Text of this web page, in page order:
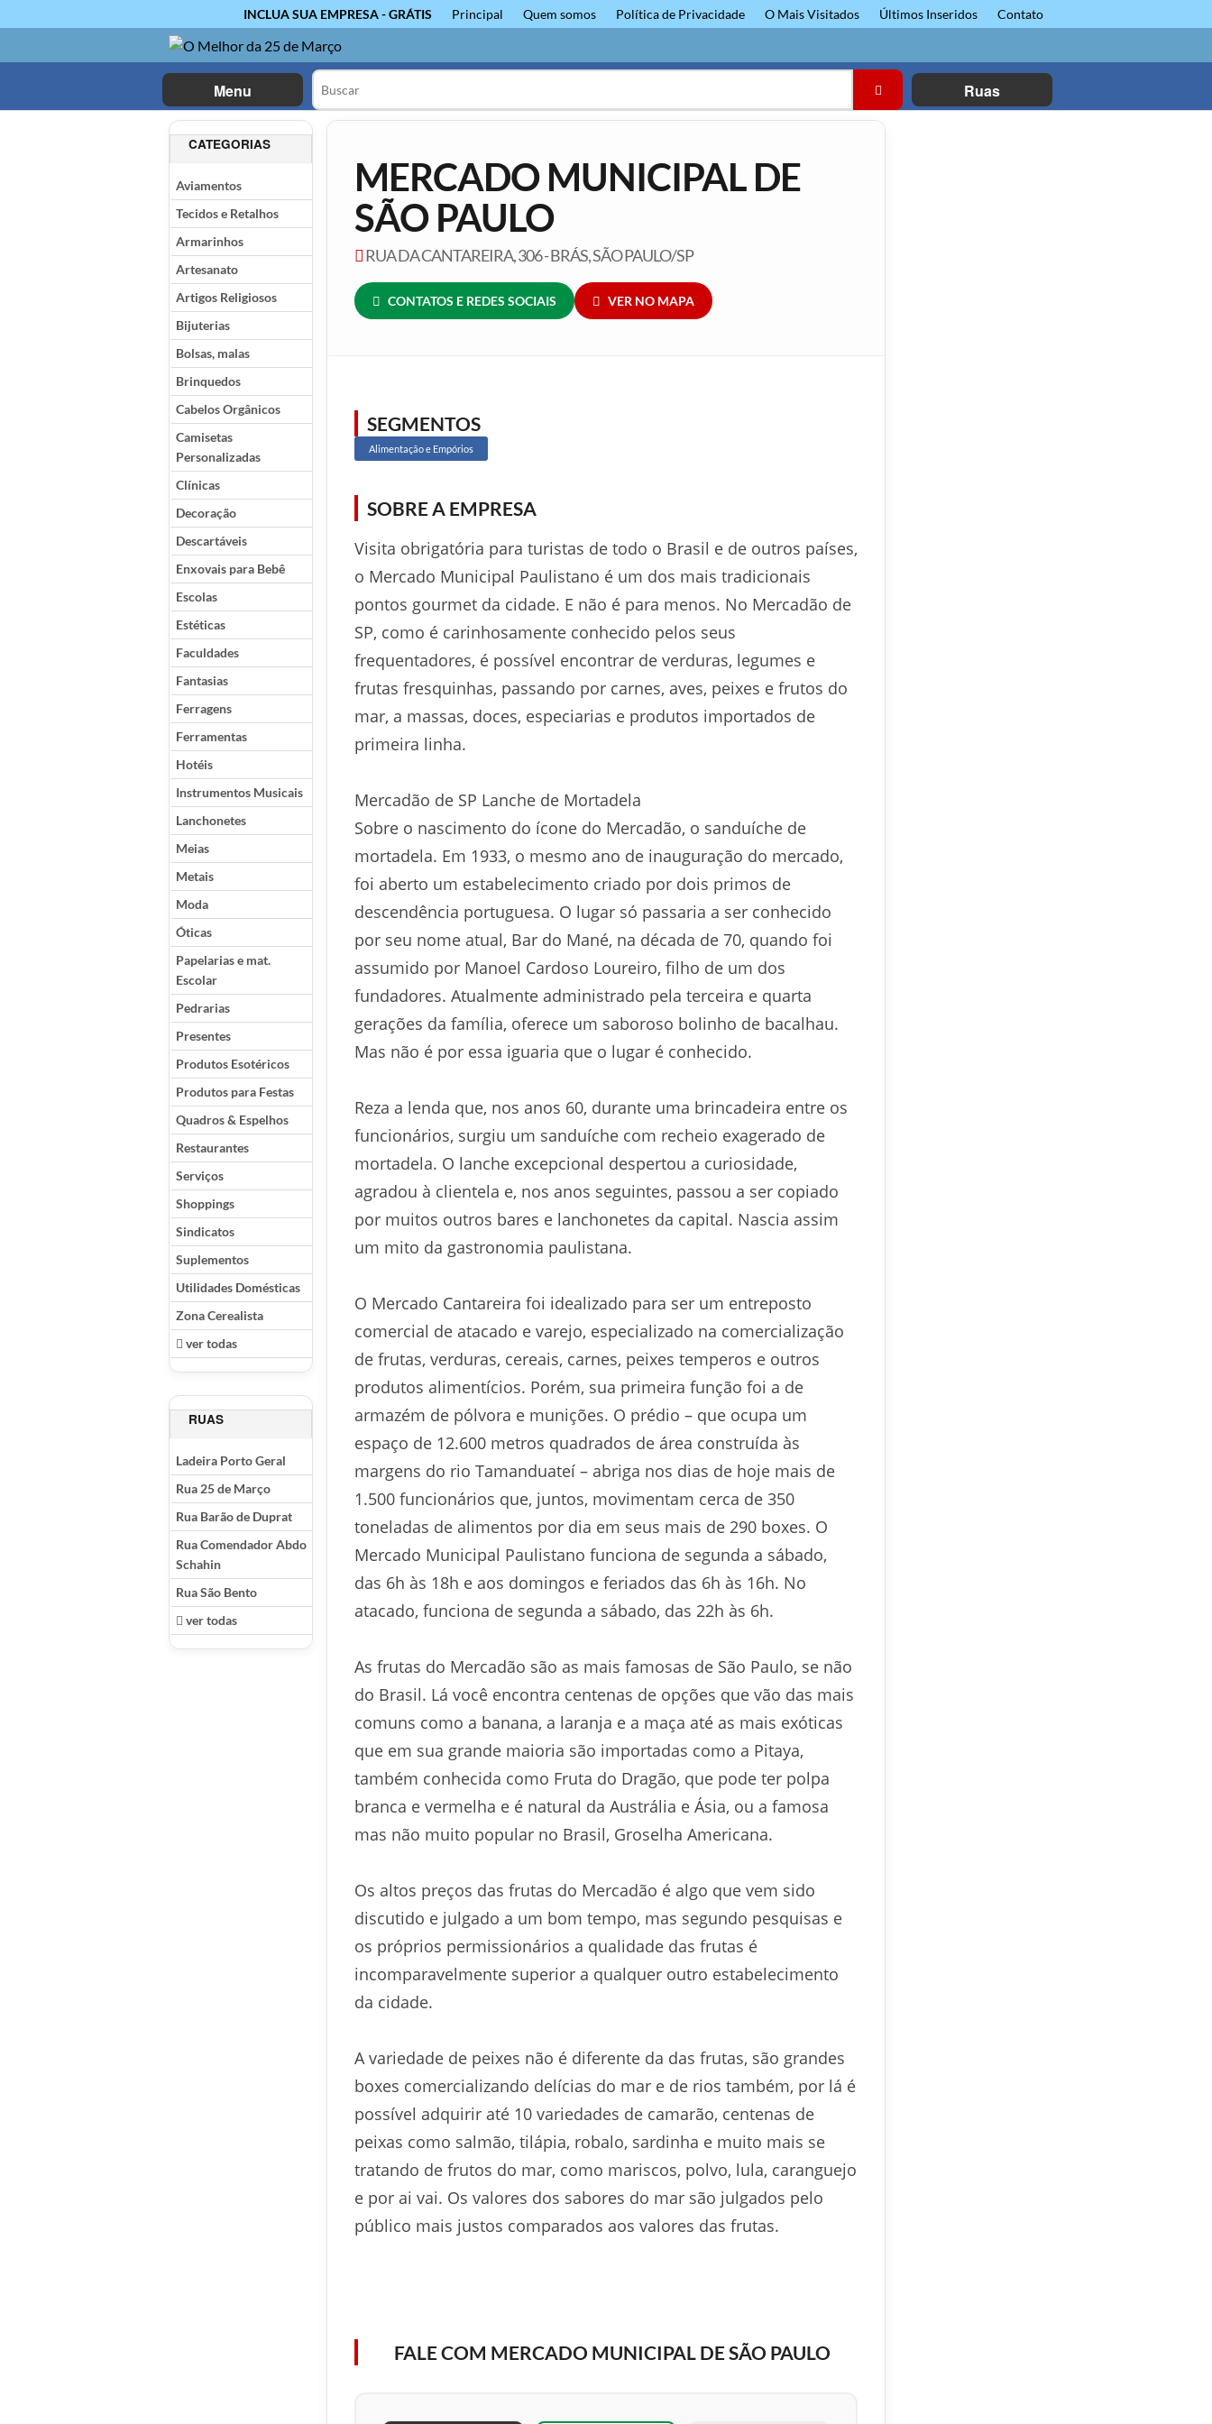
INCLUA SUA EMPRESA - GRÁTIS Principal Quem somos Política de Privacidade O Mais Visitados Últimos Inseridos Contato
Menu Ruas
CATEGORIAS
Aviamentos
Tecidos e Retalhos
Armarinhos
Artesanato
Artigos Religiosos
Bijuterias
Bolsas, malas
Brinquedos
Cabelos Orgânicos
Camisetas
Personalizadas
Clínicas
Decoração
Descartáveis
Enxovais para Bebê
Escolas
Estéticas
Faculdades
Fantasias
Ferragens
Ferramentas
Hotéis
Instrumentos Musicais
Lanchonetes
Meias
Metais
Moda
Óticas
Papelarias e mat.
Escolar
Pedrarias
Presentes
Produtos Esotéricos
Produtos para Festas
Quadros & Espelhos
Restaurantes
Serviços
Shoppings
Sindicatos
Suplementos
Utilidades Domésticas
Zona Cerealista
ver todas
RUAS
Ladeira Porto Geral
Rua 25 de Março
Rua Barão de Duprat
Rua Comendador Abdo
Schahin
Rua São Bento
ver todas
MERCADO MUNICIPAL DE
SÃO PAULO
RUA DA CANTAREIRA, 306 - BRÁS, SÃO PAULO/SP
CONTATOS E REDES SOCIAIS VER NO MAPA
SEGMENTOS
Alimentação e Empórios
SOBRE A EMPRESA
Visita obrigatória para turistas de todo o Brasil e de outros países,
o Mercado Municipal Paulistano é um dos mais tradicionais
pontos gourmet da cidade. E não é para menos. No Mercadão de
SP, como é carinhosamente conhecido pelos seus
frequentadores, é possível encontrar de verduras, legumes e
frutas fresquinhas, passando por carnes, aves, peixes e frutos do
mar, a massas, doces, especiarias e produtos importados de
primeira linha.
Mercadão de SP Lanche de Mortadela
Sobre o nascimento do ícone do Mercadão, o sanduíche de
mortadela. Em 1933, o mesmo ano de inauguração do mercado,
foi aberto um estabelecimento criado por dois primos de
descendência portuguesa. O lugar só passaria a ser conhecido
por seu nome atual, Bar do Mané, na década de 70, quando foi
assumido por Manoel Cardoso Loureiro, filho de um dos
fundadores. Atualmente administrado pela terceira e quarta
gerações da família, oferece um saboroso bolinho de bacalhau.
Mas não é por essa iguaria que o lugar é conhecido.
Reza a lenda que, nos anos 60, durante uma brincadeira entre os
funcionários, surgiu um sanduíche com recheio exagerado de
mortadela. O lanche excepcional despertou a curiosidade,
agradou à clientela e, nos anos seguintes, passou a ser copiado
por muitos outros bares e lanchonetes da capital. Nascia assim
um mito da gastronomia paulistana.
O Mercado Cantareira foi idealizado para ser um entreposto
comercial de atacado e varejo, especializado na comercialização
de frutas, verduras, cereais, carnes, peixes temperos e outros
produtos alimentícios. Porém, sua primeira função foi a de
armazém de pólvora e munições. O prédio – que ocupa um
espaço de 12.600 metros quadrados de área construída às
margens do rio Tamanduateí – abriga nos dias de hoje mais de
1.500 funcionários que, juntos, movimentam cerca de 350
toneladas de alimentos por dia em seus mais de 290 boxes. O
Mercado Municipal Paulistano funciona de segunda a sábado,
das 6h às 18h e aos domingos e feriados das 6h às 16h. No
atacado, funciona de segunda a sábado, das 22h às 6h.
As frutas do Mercadão são as mais famosas de São Paulo, se não
do Brasil. Lá você encontra centenas de opções que vão das mais
comuns como a banana, a laranja e a maça até as mais exóticas
que em sua grande maioria são importadas como a Pitaya,
também conhecida como Fruta do Dragão, que pode ter polpa
branca e vermelha e é natural da Austrália e Ásia, ou a famosa
mas não muito popular no Brasil, Groselha Americana.
Os altos preços das frutas do Mercadão é algo que vem sido
discutido e julgado a um bom tempo, mas segundo pesquisas e
os próprios permissionários a qualidade das frutas é
incomparavelmente superior a qualquer outro estabelecimento
da cidade.
A variedade de peixes não é diferente da das frutas, são grandes
boxes comercializando delícias do mar e de rios também, por lá é
possível adquirir até 10 variedades de camarão, centenas de
peixas como salmão, tilápia, robalo, sardinha e muito mais se
tratando de frutos do mar, como mariscos, polvo, lula, caranguejo
e por ai vai. Os valores dos sabores do mar são julgados pelo
público mais justos comparados aos valores das frutas.
FALE COM MERCADO MUNICIPAL DE SÃO PAULO